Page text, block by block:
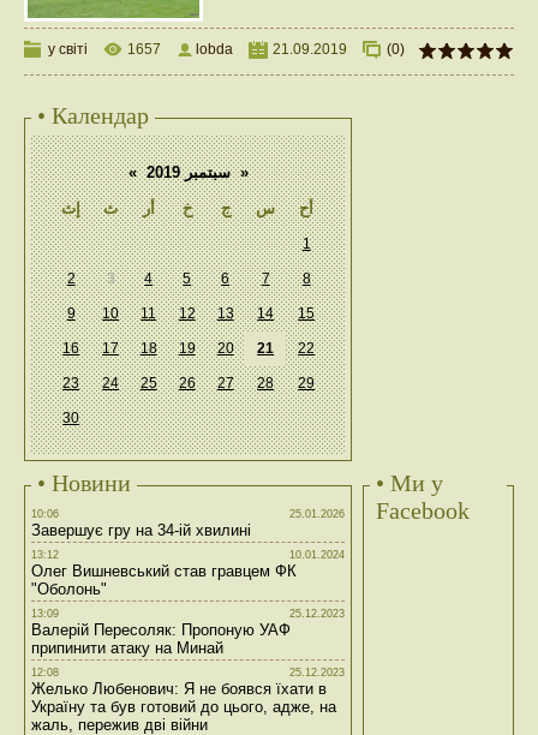
у світі 1657 lobda 21.09.2019 (0)
• Календар
« سبتمبر 2019 »
إث
ث أر خ ج س أح
1
2 3 4 5 6 7 8
9 10 11 12 13 14 15
16 17 18 19 20 21 22
23 24 25 26 27 28 29
30
• Новини
10:06 25.01.2026
Завершує гру на 34-ій хвилині
13:12 10.01.2024
Олег Вишневський став гравцем ФК
"Оболонь"
13:09 25.12.2023
Валерій Пересоляк: Пропоную УАФ
припинити атаку на Минай
12:08 25.12.2023
Желько Любенович: Я не боявся їхати в
Україну та був готовий до цього, адже, на
жаль, пережив дві війни
• Ми у
Facebook